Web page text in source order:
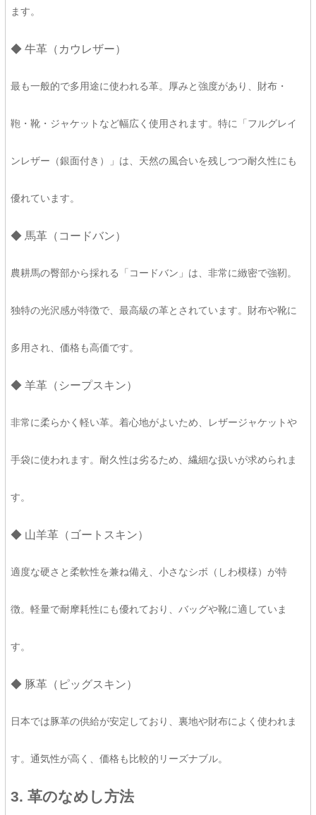
ます。
◆ 牛革（カウレザー）
最も一般的で多用途に使われる革。厚みと強度があり、財布・
鞄・靴・ジャケットなど幅広く使用されます。特に「フルグレイ
ンレザー（銀面付き）」は、天然の風合いを残しつつ耐久性にも
優れています。
◆ 馬革（コードバン）
農耕馬の臀部から採れる「コードバン」は、非常に緻密で強靭。
独特の光沢感が特徴で、最高級の革とされています。財布や靴に
多用され、価格も高価です。
◆ 羊革（シープスキン）
非常に柔らかく軽い革。着心地がよいため、レザージャケットや
手袋に使われます。耐久性は劣るため、繊細な扱いが求められま
す。
◆ 山羊革（ゴートスキン）
適度な硬さと柔軟性を兼ね備え、小さなシボ（しわ模様）が特
徴。軽量で耐摩耗性にも優れており、バッグや靴に適していま
す。
◆ 豚革（ピッグスキン）
日本では豚革の供給が安定しており、裏地や財布によく使われま
す。通気性が高く、価格も比較的リーズナブル。
3. 革のなめし方法